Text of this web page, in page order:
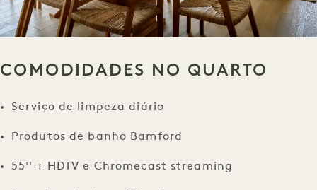
COMODIDADES NO QUARTO
Serviço de limpeza diário
Produtos de banho Bamford
55'' + HDTV e Chromecast streaming